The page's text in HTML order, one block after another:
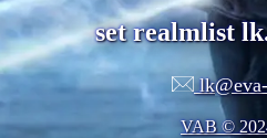
set realmlist
VAB ©